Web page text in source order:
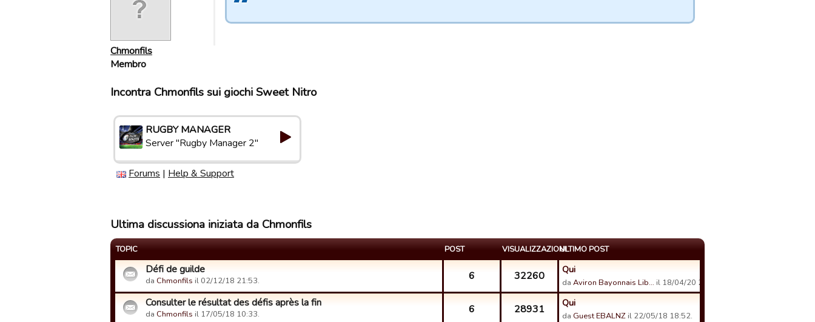
Chmonfils
Membro
Incontra Chmonfils sui giochi Sweet Nitro
RUGBY MANAGER
Server "Rugby Manager 2"
Forums | Help & Support
Ultima discussiona iniziata da Chmonfils
TOPIC POST VISUALIZZAZIONIULTIMO POST
Défi de guilde
da Chmonfils il 02/12/18 21:53. 6 32260 Qui
da Aviron Bayonnais Lib… il 18/04/20 23:22.
Consulter le résultat des défis après la fin
da Chmonfils il 17/05/18 10:33. 6 28931 Qui
da Guest EBALNZ il 22/05/18 18:52.